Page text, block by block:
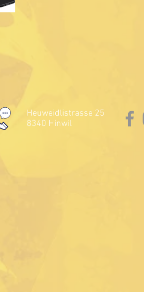
Heuweidlistrasse 25
8340 Hinwil